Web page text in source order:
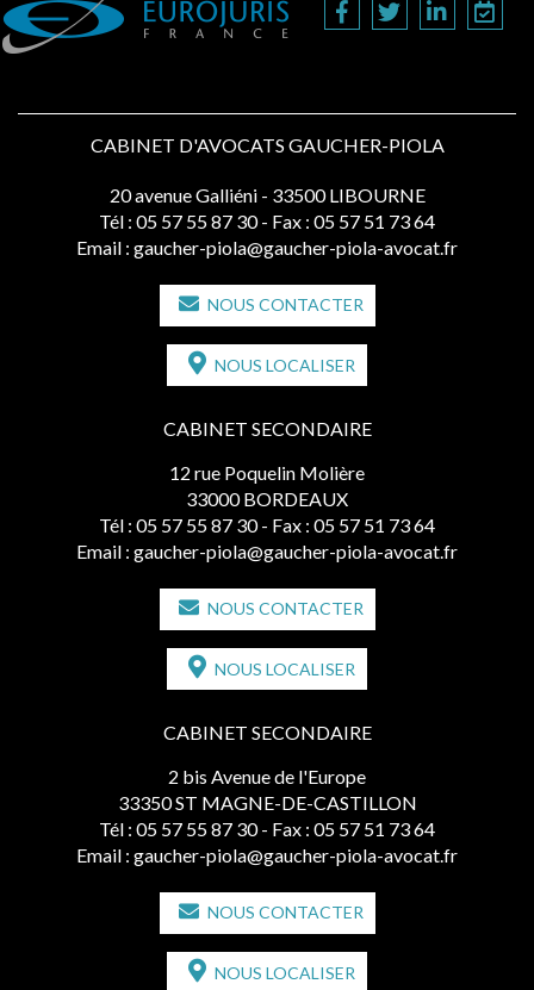
CABINET D'AVOCATS GAUCHER-PIOLA
20 avenue Galliéni - 33500 LIBOURNE
Tél : 05 57 55 87 30 - Fax : 05 57 51 73 64
Email : gaucher-piola@gaucher-piola-avocat.fr
NOUS CONTACTER
NOUS LOCALISER
CABINET SECONDAIRE
12 rue Poquelin Molière
33000 BORDEAUX
Tél : 05 57 55 87 30 - Fax : 05 57 51 73 64
Email : gaucher-piola@gaucher-piola-avocat.fr
NOUS CONTACTER
NOUS LOCALISER
CABINET SECONDAIRE
2 bis Avenue de l'Europe
33350 ST MAGNE-DE-CASTILLON
Tél : 05 57 55 87 30 - Fax : 05 57 51 73 64
Email : gaucher-piola@gaucher-piola-avocat.fr
NOUS CONTACTER
NOUS LOCALISER